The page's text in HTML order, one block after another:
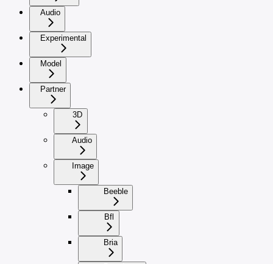
Audio
Experimental
Model
Partner
3D
Audio
Image
Beeble
Bfl
Bria